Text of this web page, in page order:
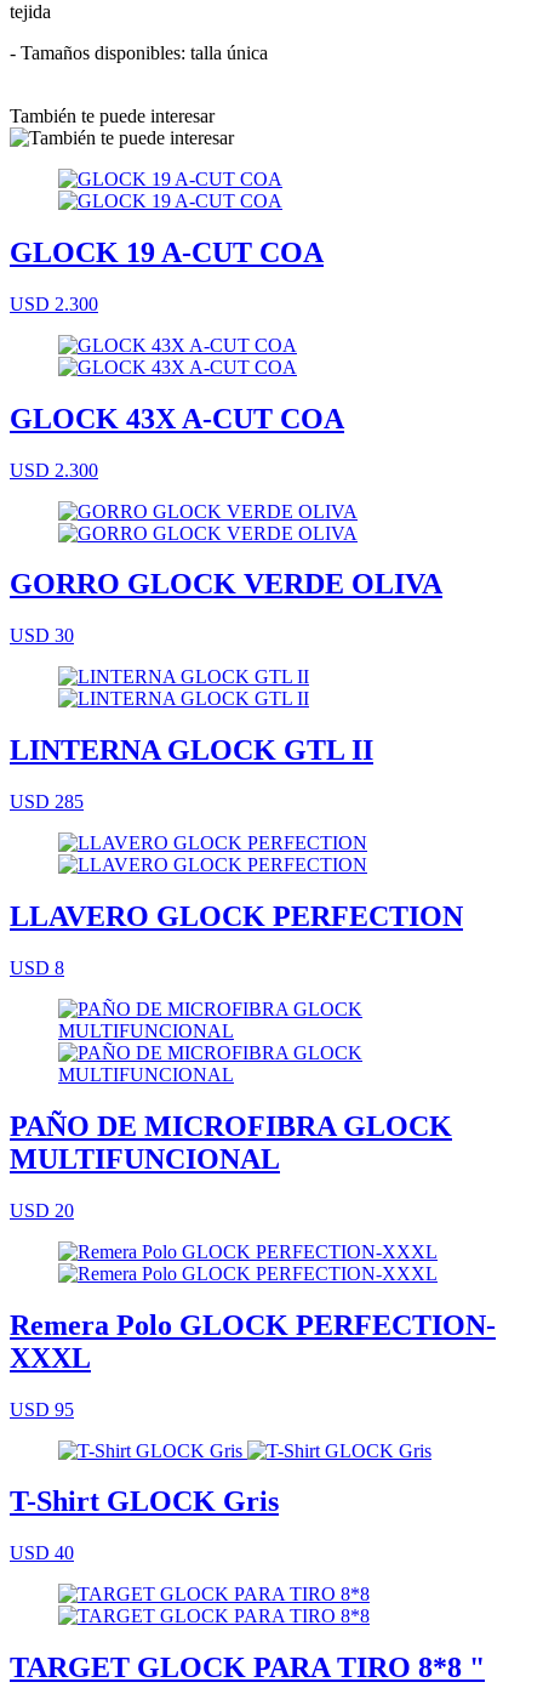
tejida
- Tamaños disponibles: talla única
También te puede interesar
GLOCK 19 A-CUT COA
USD 2.300
GLOCK 43X A-CUT COA
USD 2.300
GORRO GLOCK VERDE OLIVA
USD 30
LINTERNA GLOCK GTL II
USD 285
LLAVERO GLOCK PERFECTION
USD 8
PAÑO DE MICROFIBRA GLOCK
MULTIFUNCIONAL
USD 20
Remera Polo GLOCK PERFECTION-
XXXL
USD 95
T-Shirt GLOCK Gris
USD 40
TARGET GLOCK PARA TIRO 8*8 "